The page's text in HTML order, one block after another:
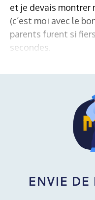
et je devais montrer
(c’est moi avec le
parents furent si
secondes.
ENVIE DE